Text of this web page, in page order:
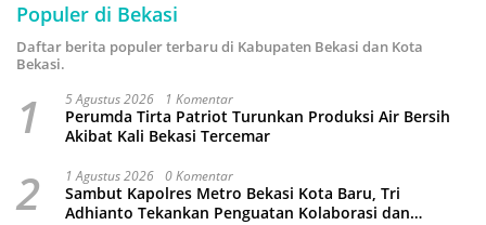
Populer di Bekasi
Daftar berita populer terbaru di Kabupaten Bekasi dan Kota
Bekasi.
1 5 Agustus 2026 1 Komentar
Perumda Tirta Patriot Turunkan Produksi Air Bersih
Akibat Kali Bekasi Tercemar
2 1 Agustus 2026 0 Komentar
Sambut Kapolres Metro Bekasi Kota Baru, Tri
Adhianto Tekankan Penguatan Kolaborasi dan